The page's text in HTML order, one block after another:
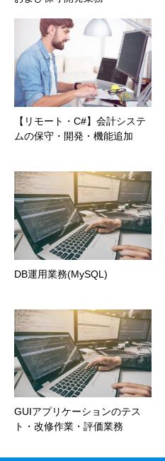
【リモート・C#】会計システ
ムの保守・開発・機能追加
DB運用業務(MySQL)
GUIアプリケーションのテス
ト・改修作業・評価業務